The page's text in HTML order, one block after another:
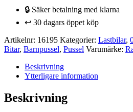
🔒 Säker betalning med klarna
↩️ 30 dagars öppet köp
Artikelnr: 16195 Kategorier: Lastbilar,
Bitar, Barnpussel, Pussel Varumärke:
Beskrivning
Ytterligare information
Beskrivning